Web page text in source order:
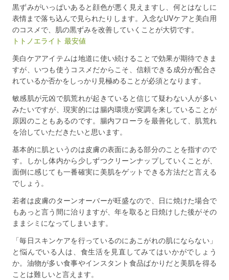
黒ずみがいっぱいあると顔色が悪く見えますし、何とはなしに
表情まで落ち込んで見られたりします。入念なUVケアと美白用
のコスメで、肌の黒ずみを改善していくことが大切です。
トトノエライト 最安値
美白ケアアイテムは地道に使い続けることで効果が期待できま
すが、いつも使うコスメだからこそ、信頼できる成分が配合さ
れているか否かをしっかり見極めることが必須となります。
敏感肌が元凶で肌荒れが起きていると信じて疑わない人が多い
みたいですが、現実的には腸内環境が変調を来していることが
原因のこともあるのです。腸内フローラを最善化して、肌荒れ
を治していただきたいと思います。
基本的に肌というのは皮膚の表面にある部分のことを指すので
す。しかし体内から少しずつクリーンナップしていくことが、
面倒に感じても一番確実に美肌をゲットできる方法だと言える
でしょう。
若者は皮膚のターンオーバーが旺盛なので、日に焼けた場合で
もあっと言う間に治りますが、年を取ると日焼けした後がその
ままシミになってしまいます。
「毎日スキンケアを行っているのにあこがれの肌にならない」
と悩んでいる人は、食生活を見直してみてはいかがでしょう
か。油物が多い食事やインスタント食品ばかりだと美肌を得る
ことは難しいと言えます。